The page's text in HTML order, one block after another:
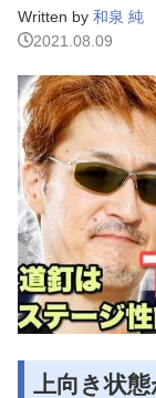
Written by 和泉 純
2021.08.09
上向き状